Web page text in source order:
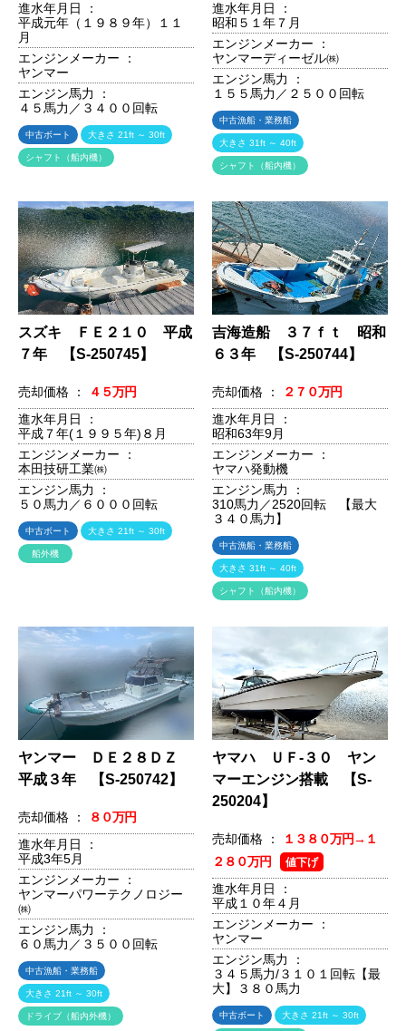
進水年月日 ：
平成元年（１９８９年）１１
月
エンジンメーカー ：
ヤンマー
エンジン馬力 ：
４５馬力／３４００回転
中古ボート 大きさ 21ft ～ 30ft
シャフト（船内機）
進水年月日 ：
昭和５１年７月
エンジンメーカー ：
ヤンマーディーゼル㈱
エンジン馬力 ：
１５５馬力／２５００回転
中古漁船・業務船
大きさ 31ft ～ 40ft
シャフト（船内機）
スズキ ＦＥ２１０ 平成
７年 【S-250745】
売却価格 ：
４５万円
進水年月日 ：
平成７年(１９９５年)８月
エンジンメーカー ：
本田技研工業㈱
エンジン馬力 ：
５０馬力／６０００回転
中古ボート 大きさ 21ft ～ 30ft
船外機
吉海造船 ３７ｆｔ 昭和
６３年 【S-250744】
売却価格 ：
２７０万円
進水年月日 ：
昭和63年9月
エンジンメーカー ：
ヤマハ発動機
エンジン馬力 ：
310馬力／2520回転 【最大
３４０馬力】
中古漁船・業務船
大きさ 31ft ～ 40ft
シャフト（船内機）
ヤンマー ＤＥ２８ＤＺ
平成３年 【S-250742】
売却価格 ：
８０万円
進水年月日 ：
平成3年5月
エンジンメーカー ：
ヤンマーパワーテクノロジー
㈱
エンジン馬力 ：
６０馬力／３５００回転
中古漁船・業務船
大きさ 21ft ～ 30ft
ドライブ（船内外機）
ヤマハ ＵＦ-３０ ヤン
マーエンジン搭載 【S-
250204】
売却価格 ：
１３８０万円→１
２８０万円
値下げ
進水年月日 ：
平成１０年４月
エンジンメーカー ：
ヤンマー
エンジン馬力 ：
３４５馬力/３１０１回転【最
大】３８０馬力
中古ボート 大きさ 21ft ～ 30ft